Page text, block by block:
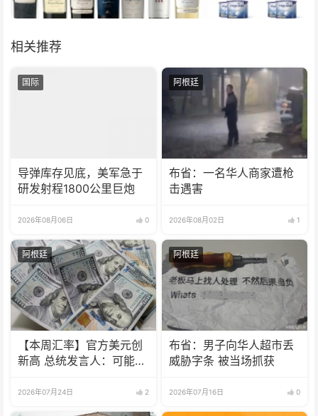
相关推荐
国际
导弹库存见底，美军急于
研发射程1800公里巨炮
2026年08月06日 0
阿根廷
布省：一名华人商家遭枪
击遇害
2026年08月02日 1
阿根廷
【本周汇率】官方美元创
新高 总统发言人：可能会
2026年07月24日 2
阿根廷
布省：男子向华人超市丢
威胁字条 被当场抓获
2026年07月16日 0